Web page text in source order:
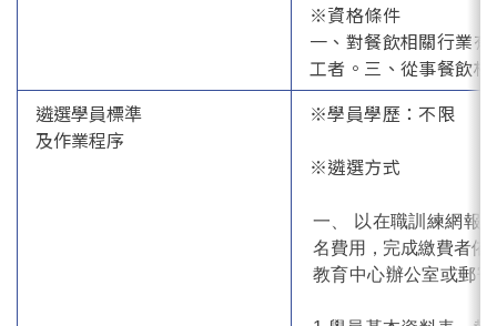
※資格條件
一、對餐飲相關行業
工者。三、從事餐飲
遴選學員標準
及作業程序
※學員學歷：不限
※遴選方式
一、 以在職訓練網報
名費用，完成繳費者依
教育中心辦公室或郵